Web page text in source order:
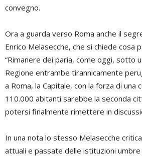
convegno.
Ora a guarda verso Roma anche il
Enrico Melasecche, che si chiede cosa
“Rimanere dei paria, come oggi, sotto
Regione entrambe tirannicamente
a Roma, la Capitale, con la forza di una
110.000 abitanti sarebbe la seconda
potersi finalmente rimettere in
In una nota lo stesso Melasecche
attuali e passate delle istituzioni umbre